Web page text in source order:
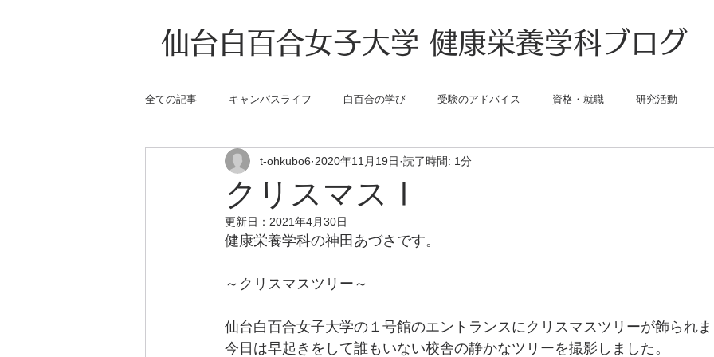
全ての記事 キャンパスライフ 白百合の学び 受験のアドバイス 資格・就職 研究活動
クリスマスⅠ
t-ohkubo6 2020年11月19日 読了時間: 1分
更新日： 2021年4月30日
健康栄養学科の神田あづさです。
～クリスマスツリー～
仙台白百合女子大学の１号館のエントランスにクリスマスツリーが飾られ
今日は早起きをして誰もいない校舎の静かなツリーを撮影しました。
仙台白百合女子大学 健康栄養学科ブログ